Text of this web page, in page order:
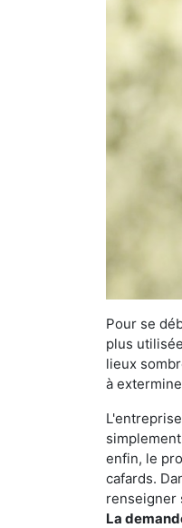
Pour se
plus
lieux
à
enfin, le
cafards.
renseigner
La